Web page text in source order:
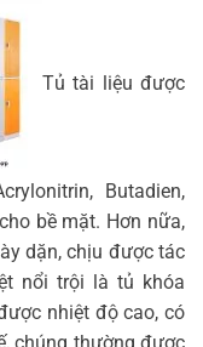
Tủ tài liệu được
Butadien,
bề mặt. Hơn nữa,
dặn, chịu được tác
nổi trội là tủ khóa
nhiệt độ cao, có